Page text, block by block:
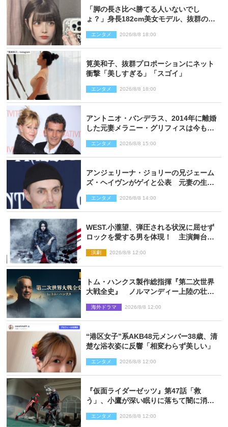
「脚の長さ比べ勝てる人いないでし
ょ？」身長182cm美女モデル、抜群のプ
エンタメ 2026/8/8 18:00
筧美和子、抜群プロポーションにネット
衝撃「美しすぎる」「スゴイ」
エンタメ 2026/8/8 18:00
アントニオ・バンデラス、2014年に離婚
した元妻メラニー・グリフィスは今も
エンタメ 2026/8/8 15:00
アンジェリーナ・ジョリーの兄ジェーム
ズ・ヘイヴンがゲイと公表 元妻の生配
エンタメ 2026/8/8 14:00
WEST.小瀧望、弾圧される状況に屈せず
ロックを愛する男を体現！ 主演舞台
演劇 2026/8/8 12:00
トム・ハンクス製作総指揮『第二次世界
大戦全史』 ノルマンディー上陸の壮絶
海外ドラマ 2026/8/8 12:00
“港区女子”系AKB48元メンバー38歳、清
楚な浴衣姿に反響「相変わらず美しい」
エンタメ 2026/8/8 12:00
『仮面ライダーゼッツ』第47話「救
う」、小鷹が深い眠りに落ちて闇に消え
エンタメ 2026/8/8 12:00